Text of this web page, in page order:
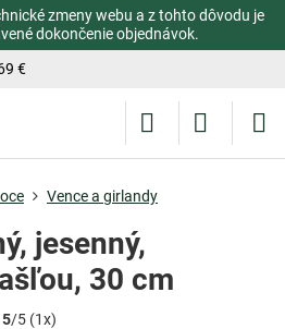
zmeny webu a z tohto dôvodu je
dokončenie objednávok.
€
Vence a girlandy
jesenný,
30 cm
5/5 (1x)